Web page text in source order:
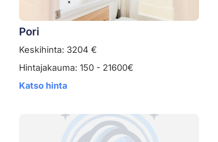
Pori
Keskihinta: 3204 €
Hintajakauma: 150 - 21600€
Katso hinta